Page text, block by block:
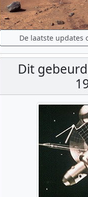
De laatste updates
Dit